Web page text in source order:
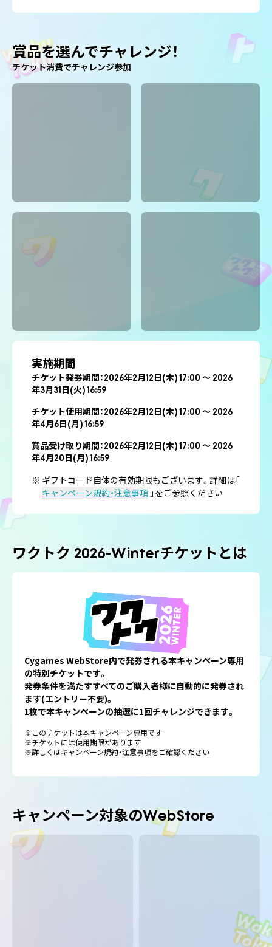
賞品を選んでチャレンジ！
チケット消費でチャレンジ参加
達しました
実施期間
チケット発券期間：2026年2月12日(木) 17:00 ～ 2026
年3月31日(火) 16:59
チケット使用期間：2026年2月12日(木) 17:00 ～ 2026
年4月6日(月) 16:59
賞品受け取り期間：2026年2月12日(木) 17:00 ～ 2026
年4月20日(月) 16:59
ギフトコード自体の有効期限もございます。詳細は「
キャンペーン規約・注意事項」をご参照ください
ワクトク 2026-Winterチケットとは
Cygames WebStore内で発券される本キャンペーン専用
の特別チケットです。
発券条件を満たすすべてのご購入者様に自動的に発券され
ます(エントリー不要)。
1枚で本キャンペーンの抽選に1回チャレンジできます。
※このチケットは本キャンペーン専用です
※チケットには使用期限があります
※詳しくはキャンペーン規約・注意事項をご確認ください
キャンペーン対象のWebStore